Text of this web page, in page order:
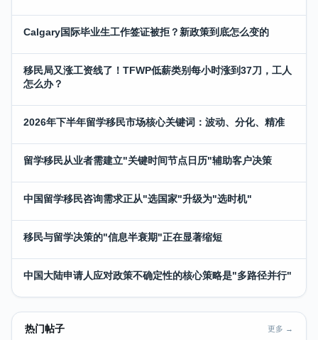
Calgary国际毕业生工作签证被拒？新政策到底怎么变的
移民局又涨工资线了！TFWP低薪类别每小时涨到37刀，工人
怎么办？
2026年下半年留学移民市场核心关键词：波动、分化、精准
留学移民从业者需建立"关键时间节点日历"辅助客户决策
中国留学移民咨询需求正从"选国家"升级为"选时机"
移民与留学决策的"信息半衰期"正在显著缩短
中国大陆申请人应对政策不确定性的核心策略是"多路径并行"
热门帖子 更多 →